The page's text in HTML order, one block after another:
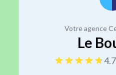
Votre agence
Le